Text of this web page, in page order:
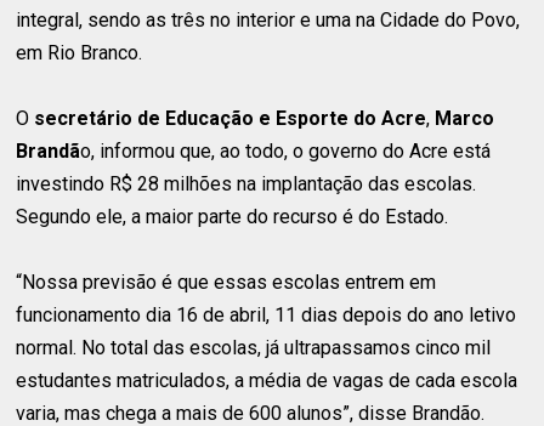
integral, sendo as três no interior e uma na Cidade do Povo,
em Rio Branco.
O secretário de Educação e Esporte do Acre, Marco
Brandão, informou que, ao todo, o governo do Acre está
investindo R$ 28 milhões na implantação das escolas.
Segundo ele, a maior parte do recurso é do Estado.
“Nossa previsão é que essas escolas entrem em
funcionamento dia 16 de abril, 11 dias depois do ano letivo
normal. No total das escolas, já ultrapassamos cinco mil
estudantes matriculados, a média de vagas de cada escola
varia, mas chega a mais de 600 alunos”, disse Brandão.